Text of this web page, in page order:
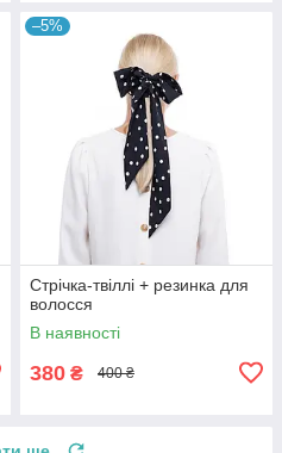
–5%
Стрічка-твіллі + резинка для
волосся
В наявності
380 ₴ 400 ₴